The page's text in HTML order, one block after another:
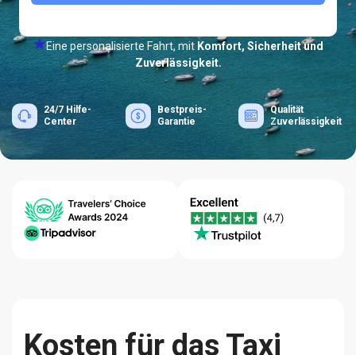
Eine personalisierte Fahrt, mit Komfort, Sicherheit und
Zuverlässigkeit.
24/7 Hilfe-
Center
Bestpreis-
Garantie
Qualität
Zuverlässigkeit
Kosten für das Taxi